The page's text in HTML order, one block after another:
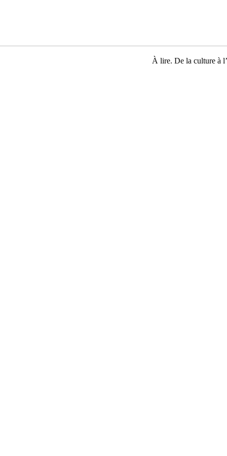
À lire. De la culture à